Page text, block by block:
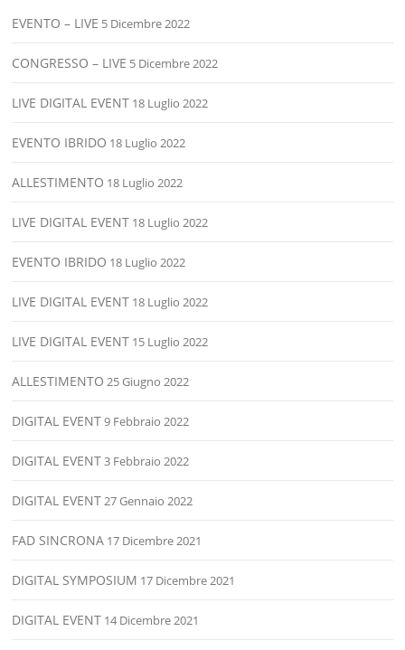
EVENTO – LIVE 5 Dicembre 2022
CONGRESSO – LIVE 5 Dicembre 2022
LIVE DIGITAL EVENT 18 Luglio 2022
EVENTO IBRIDO 18 Luglio 2022
ALLESTIMENTO 18 Luglio 2022
LIVE DIGITAL EVENT 18 Luglio 2022
EVENTO IBRIDO 18 Luglio 2022
LIVE DIGITAL EVENT 18 Luglio 2022
LIVE DIGITAL EVENT 15 Luglio 2022
ALLESTIMENTO 25 Giugno 2022
DIGITAL EVENT9 Febbraio 2022
DIGITAL EVENT3 Febbraio 2022
DIGITAL EVENT27 Gennaio 2022
FAD SINCRONA 17 Dicembre 2021
DIGITAL SYMPOSIUM 17 Dicembre 2021
DIGITAL EVENT 14 Dicembre 2021